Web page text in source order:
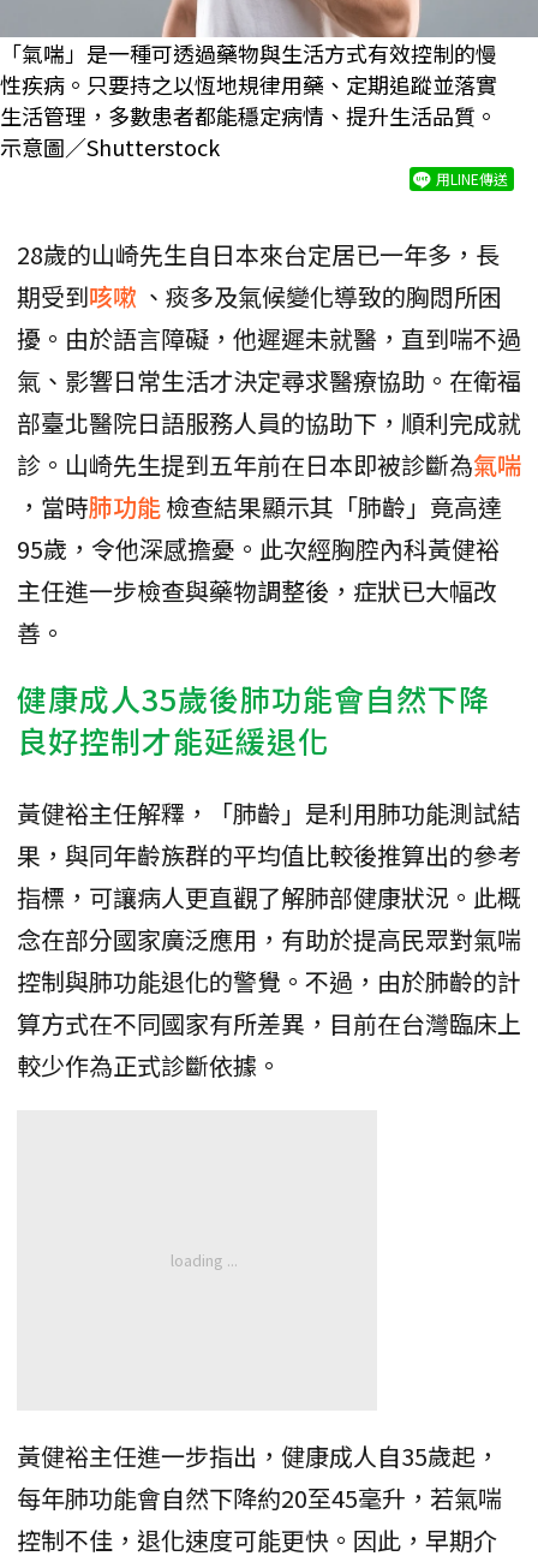
「氣喘」是一種可透過藥物與生活方式有效控制的慢
性疾病。只要持之以恆地規律用藥、定期追蹤並落實
生活管理，多數患者都能穩定病情、提升生活品質。
示意圖／Shutterstock
用LINE傳送
28歲的山崎先生自日本來台定居已一年多，長
期受到咳嗽 、痰多及氣候變化導致的胸悶所困
擾。由於語言障礙，他遲遲未就醫，直到喘不過
氣、影響日常生活才決定尋求醫療協助。在衛福
部臺北醫院日語服務人員的協助下，順利完成就
診。山崎先生提到五年前在日本即被診斷為氣喘
，當時肺功能檢查結果顯示其「肺齡」竟高達
95歲，令他深感擔憂。此次經胸腔內科黃健裕
主任進一步檢查與藥物調整後，症狀已大幅改
善。
健康成人35歲後肺功能會自然下降
良好控制才能延緩退化
黃健裕主任解釋，「肺齡」是利用肺功能測試結
果，與同年齡族群的平均值比較後推算出的參考
指標，可讓病人更直觀了解肺部健康狀況。此概
念在部分國家廣泛應用，有助於提高民眾對氣喘
控制與肺功能退化的警覺。不過，由於肺齡的計
算方式在不同國家有所差異，目前在台灣臨床上
較少作為正式診斷依據。
黃健裕主任進一步指出，健康成人自35歲起，
每年肺功能會自然下降約20至45毫升，若氣喘
控制不佳，退化速度可能更快。因此，早期介